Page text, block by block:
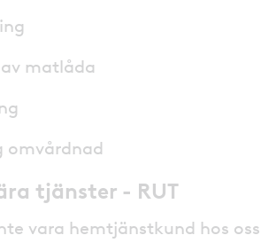
matlåda
omvårdnad
tjänster - RUT
vara hemtjänstkund hos oss